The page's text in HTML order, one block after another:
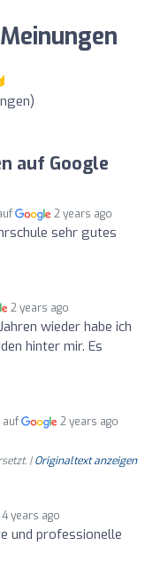
auf Google
2 years ago
sehr gutes
2 years ago
wieder habe ich
hinter mir. Es
2 years ago
|Originaltext anzeigen
4 years ago
und professionelle